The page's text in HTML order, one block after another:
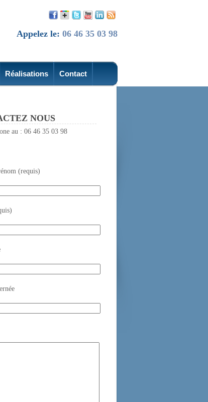
Appelez le: 06 46 35 03 98
Réalisations Contact
NOUS
au : 06 46 35 03 98
(requis)